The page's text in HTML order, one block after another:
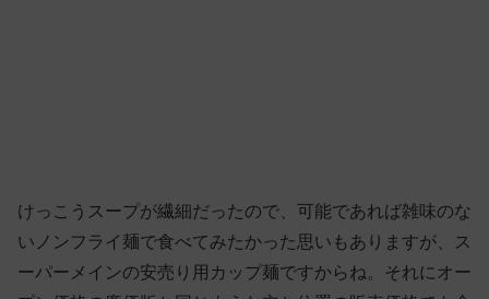
けっこうスープが繊細だったので、可能であれば雑味のな
いノンフライ麺で食べてみたかった思いもありますが、ス
ーパーメインの安売り用カップ麺ですからね。それにオー